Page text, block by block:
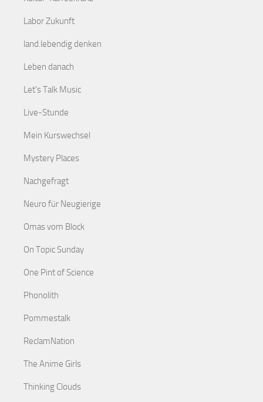
Labor Zukunft
land.lebendig denken
Leben danach
Let's Talk Music
Live-Stunde
Mein Kurswechsel
Mystery Places
Nachgefragt
Neuro für Neugierige
Omas vom Block
On Topic Sunday
One Pint of Science
Phonolith
Pommestalk
ReclamNation
The Anime Girls
Thinking Clouds